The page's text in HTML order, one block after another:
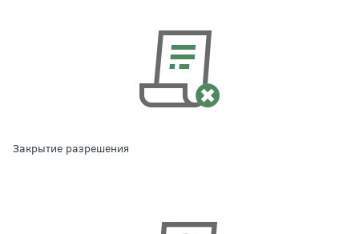
Закрытие разрешения